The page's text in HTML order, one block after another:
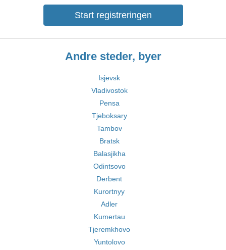
Start registreringen
Andre steder, byer
Isjevsk
Vladivostok
Pensa
Tjeboksary
Tambov
Bratsk
Balasjikha
Odintsovo
Derbent
Kurortnyy
Adler
Kumertau
Tjeremkhovo
Yuntolovo